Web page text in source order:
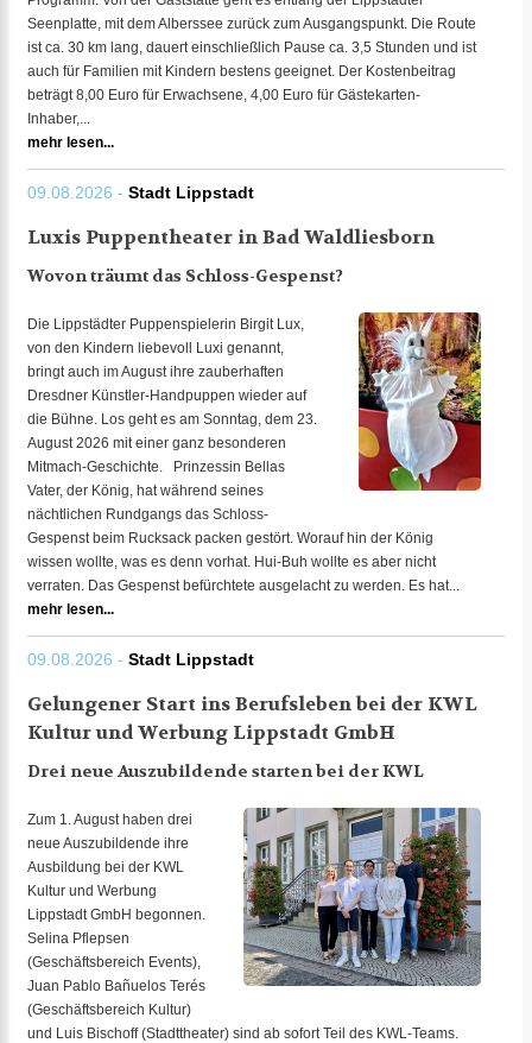
Seenplatte, mit dem Alberssee zurück zum Ausgangspunkt. Die Route
ist ca. 30 km lang, dauert einschließlich Pause ca. 3,5 Stunden und ist
auch für Familien mit Kindern bestens geeignet. Der Kostenbeitrag
beträgt 8,00 Euro für Erwachsene, 4,00 Euro für Gästekarten-
Inhaber,...
mehr lesen...
09.08.2026 - Stadt Lippstadt
Luxis Puppentheater in Bad Waldliesborn
Wovon träumt das Schloss-Gespenst?
Die Lippstädter Puppenspielerin Birgit Lux,
von den Kindern liebevoll Luxi genannt,
bringt auch im August ihre zauberhaften
Dresdner Künstler-Handpuppen wieder auf
die Bühne. Los geht es am Sonntag, dem 23.
August 2026 mit einer ganz besonderen
Mitmach-Geschichte. Prinzessin Bellas
Vater, der König, hat während seines
nächtlichen Rundgangs das Schloss-
Gespenst beim Rucksack packen gestört. Worauf hin der König
wissen wollte, was es denn vorhat. Hui-Buh wollte es aber nicht
verraten. Das Gespenst befürchtete ausgelacht zu werden. Es hat...
mehr lesen...
09.08.2026 - Stadt Lippstadt
Gelungener Start ins Berufsleben bei der KWL
Kultur und Werbung Lippstadt GmbH
Drei neue Auszubildende starten bei der KWL
Zum 1. August haben drei
neue Auszubildende ihre
Ausbildung bei der KWL
Kultur und Werbung
Lippstadt GmbH begonnen.
Selina Pflepsen
(Geschäftsbereich Events),
Juan Pablo Bañuelos Terés
(Geschäftsbereich Kultur)
und Luis Bischoff (Stadttheater) sind ab sofort Teil des KWL-Teams.